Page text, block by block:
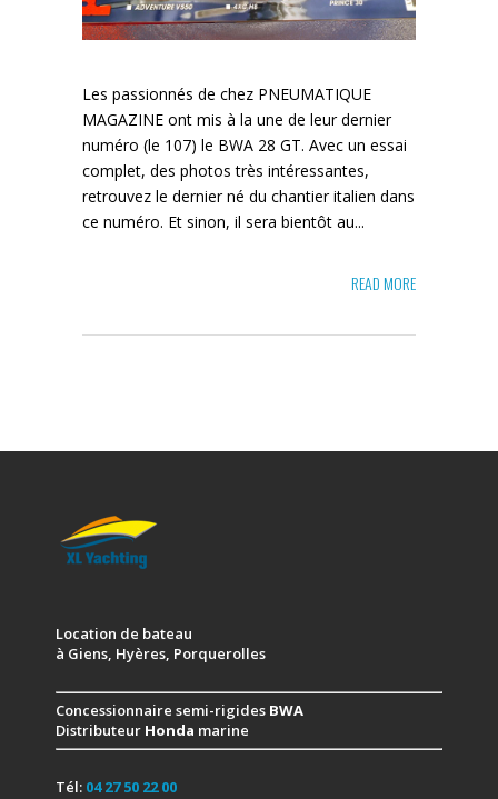
Les passionnés de chez PNEUMATIQUE
MAGAZINE ont mis à la une de leur dernier
numéro (le 107) le BWA 28 GT. Avec un essai
complet, des photos très intéressantes,
retrouvez le dernier né du chantier italien dans
ce numéro. Et sinon, il sera bientôt au...
READ MORE
Location de bateau
à Giens, Hyères, Porquerolles
Concessionnaire semi-rigides BWA
Distributeur Honda marine
Tél: 04 27 50 22 00